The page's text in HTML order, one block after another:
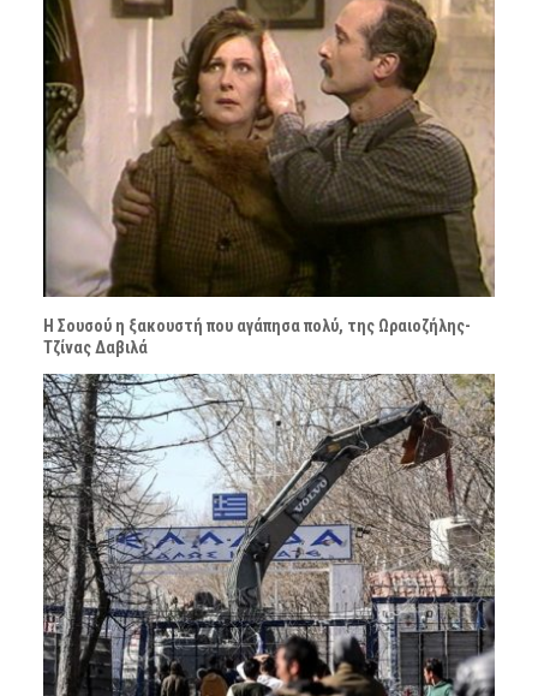
Η Σουσού η ξακουστή που αγάπησα πολύ, της Ωραιοζήλης-
Τζίνας Δαβιλά